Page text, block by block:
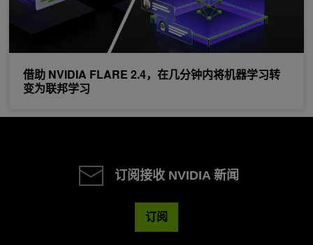
借助 NVIDIA FLARE 2.4，在几分钟内将机器学习转
变为联邦学习
订阅接收 NVIDIA 新闻
订阅